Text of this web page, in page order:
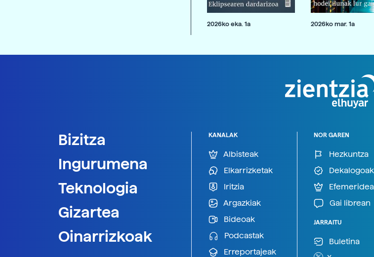
2026ko eka. 1a 2026ko mar. 1a
Bizitza
Ingurumena
Teknologia
Gizartea
Oinarrizkoak
KANALAK
Albisteak
Elkarrizketak
Iritzia
Argazkiak
Bideoak
Podcastak
Erreportajeak
NOR GAREN
Hezkuntza
Dekalogoak
Gai librean
JARRAITU
Buletina